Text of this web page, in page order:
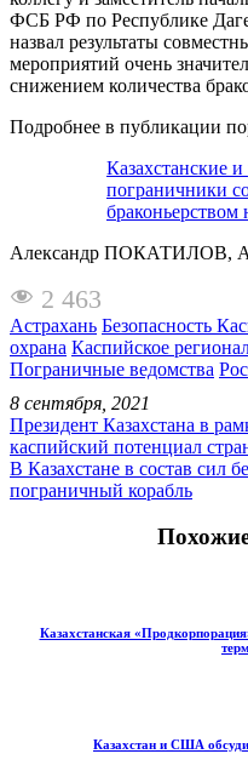
ФСБ РФ по Республике
назвал результаты
мероприятий очень
снижением количества
Подробнее в публикации
Казахстанские
пограничники
браконьерством
Александр ПОКАТИЛОВ,
2 463
Астрахань Безопасность
охрана Каспийское
Пограничные ведомства
8 сентября, 2021
Президент Казахстана в
каспийский потенциал
В Казахстане в состав сил
пограничный корабль
Казахстанская
Казахстан и США